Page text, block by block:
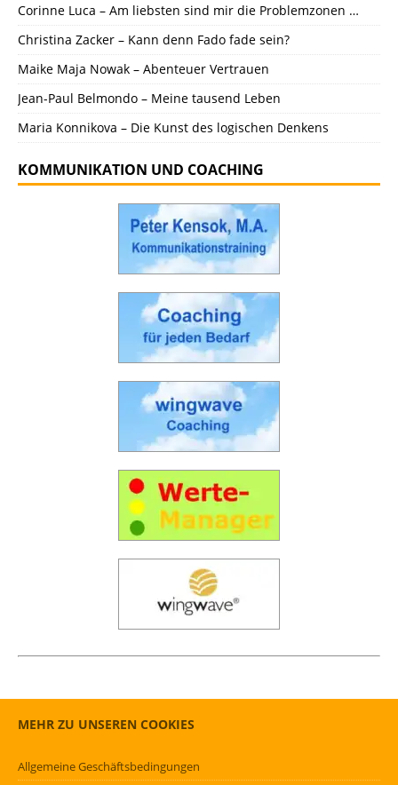
Corinne Luca – Am liebsten sind mir die Problemzonen …
Christina Zacker – Kann denn Fado fade sein?
Maike Maja Nowak – Abenteuer Vertrauen
Jean-Paul Belmondo – Meine tausend Leben
Maria Konnikova – Die Kunst des logischen Denkens
KOMMUNIKATION UND COACHING
MEHR ZU UNSEREN COOKIES
Allgemeine Geschäftsbedingungen